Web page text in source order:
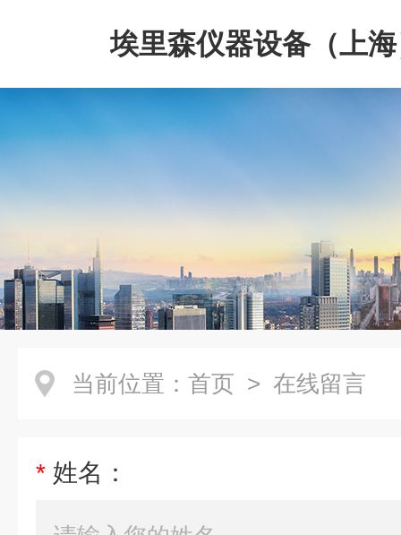
埃里森仪器设备（上
公司
当前位置： 首页 > 在线留言
* 姓名：